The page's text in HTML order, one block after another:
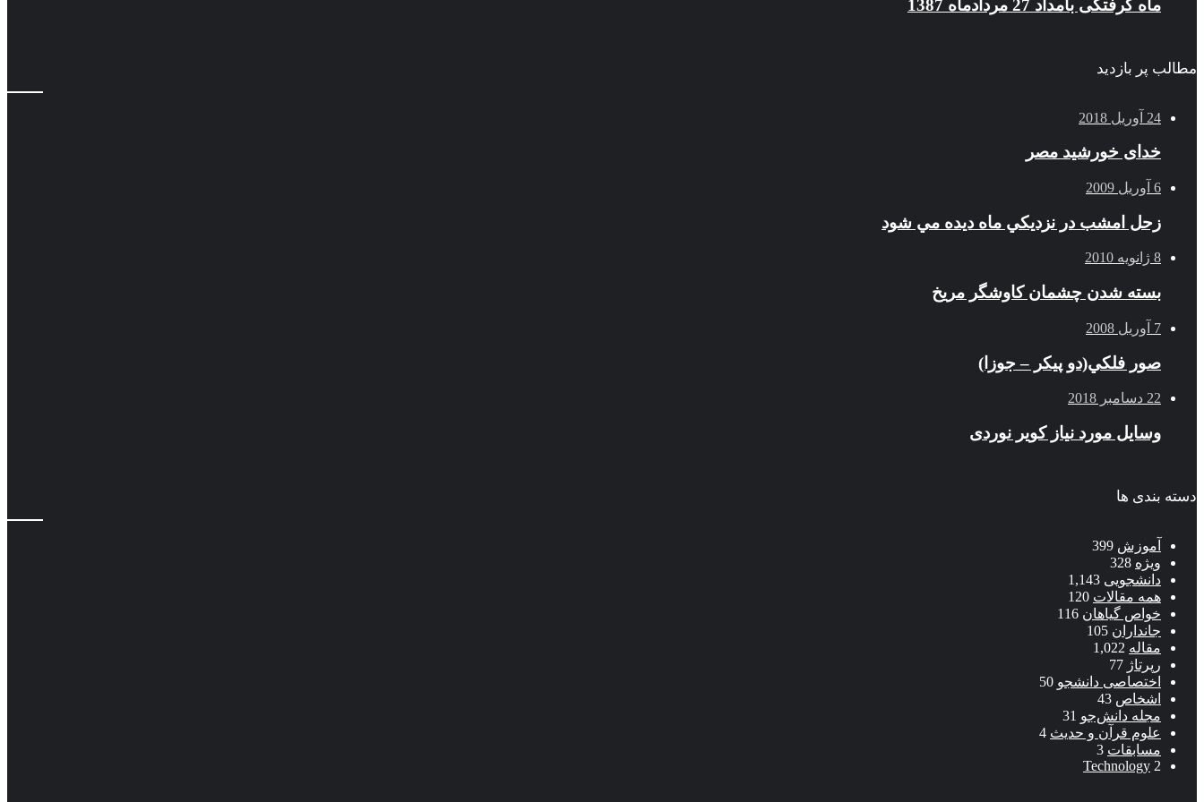
ماه گرفتگی بامداد 27 مردادماه 1387
مطالب پر بازدید
24 آوریل 2018
خدای خورشید مصر
6 آوریل 2009
زحل امشب در نزديكي ماه ديده مي شود
8 ژانویه 2010
بسته شدن چشمان کاوشگر مريخ
7 آوریل 2008
صور فلكي(دو پیکر – جوزا)
22 دسامبر 2018
وسایل مورد نیاز کویر نوردی
دسته بندی ها
آموزش 399
ویژه 328
دانشجویی 1,143
همه مقالات 120
خواص گیاهان 116
جانداران 105
مقاله 1,022
رپرتاژ 77
اختصاصی دانشجو 50
اشخاص 43
مجله دانش‌جو 31
علوم قرآن و حدیث 4
مسابقات 3
Technology 2